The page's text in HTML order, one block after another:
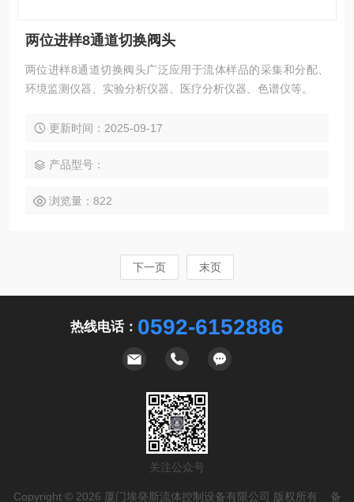
两位进样8通道切换阀头
两位进样8通道切换阀头广泛应用于流体样品的采集和分配、
环境监测仪器、实验分析仪器、医疗分析仪器、色谱仪等。
更新时间：2025-09-17
产品型号：
浏览量：822
下一页 末页
热线电话： 0592-6152886
关注公众号
Copyright © 2026 厦门埃癸斯流体控制设备有限公司 版权所有 备